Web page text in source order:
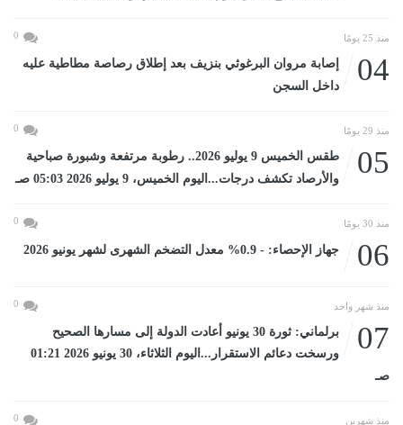
منذ 25 يومًا 0
04
إصابة مروان البرغوثي بنزيف بعد إطلاق رصاصة مطاطية عليه
داخل السجن
منذ 29 يومًا 0
05
طقس الخميس 9 يوليو 2026.. رطوبة مرتفعة وشبورة صباحية
والأرصاد تكشف درجات...اليوم الخميس، 9 يوليو 2026 05:03 صـ
منذ 30 يومًا 0
06 جهاز الإحصاء: - 0.9% معدل التضخم الشهرى لشهر يونيو 2026
منذ شهر واحد 0
07
برلماني: ثورة 30 يونيو أعادت الدولة إلى مسارها الصحيح
ورسخت دعائم الاستقرار...اليوم الثلاثاء، 30 يونيو 2026 01:21
صـ
منذ شهرين 0